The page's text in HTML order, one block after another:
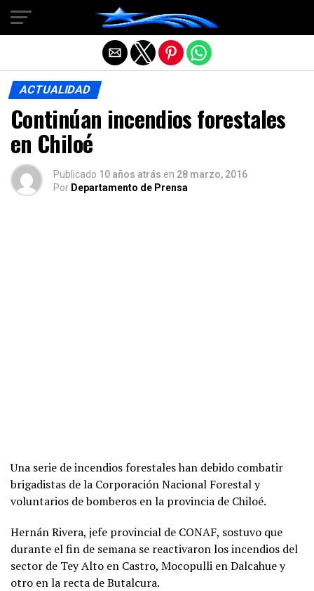
ACTUALIDAD
Continúan incendios forestales
en Chiloé
Publicado 10 años atrás en 28 marzo, 2016
Por Departamento de Prensa
Una serie de incendios forestales han debido combatir
brigadistas de la Corporación Nacional Forestal y
voluntarios de bomberos en la provincia de Chiloé.
Hernán Rivera, jefe provincial de CONAF, sostuvo que
durante el fin de semana se reactivaron los incendios del
sector de Tey Alto en Castro, Mocopulli en Dalcahue y
otro en la recta de Butalcura.
Salir de la versión móvil